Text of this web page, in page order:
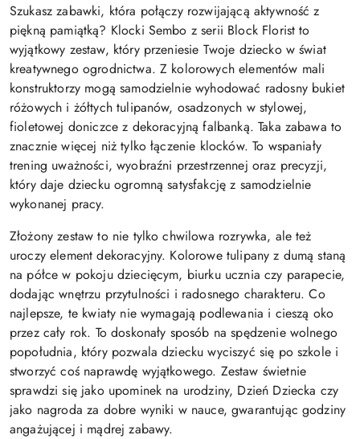
Szukasz zabawki, która połączy rozwijającą aktywność z
piękną pamiątką? Klocki Sembo z serii Block Florist to
wyjątkowy zestaw, który przeniesie Twoje dziecko w świat
kreatywnego ogrodnictwa. Z kolorowych elementów mali
konstruktorzy mogą samodzielnie wyhodować radosny bukiet
różowych i żółtych tulipanów, osadzonych w stylowej,
fioletowej doniczce z dekoracyjną falbanką. Taka zabawa to
znacznie więcej niż tylko łączenie klocków. To wspaniały
trening uważności, wyobraźni przestrzennej oraz precyzji,
który daje dziecku ogromną satysfakcję z samodzielnie
wykonanej pracy.
Złożony zestaw to nie tylko chwilowa rozrywka, ale też
uroczy element dekoracyjny. Kolorowe tulipany z dumą staną
na półce w pokoju dziecięcym, biurku ucznia czy parapecie,
dodając wnętrzu przytulności i radosnego charakteru. Co
najlepsze, te kwiaty nie wymagają podlewania i cieszą oko
przez cały rok. To doskonały sposób na spędzenie wolnego
popołudnia, który pozwala dziecku wyciszyć się po szkole i
stworzyć coś naprawdę wyjątkowego. Zestaw świetnie
sprawdzi się jako upominek na urodziny, Dzień Dziecka czy
jako nagroda za dobre wyniki w nauce, gwarantując godziny
angażującej i mądrej zabawy.